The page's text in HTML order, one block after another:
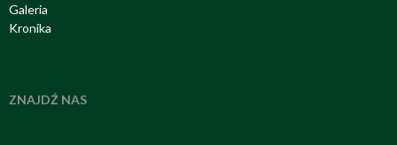
Galeria
Kronika
ZNAJDŹ NAS